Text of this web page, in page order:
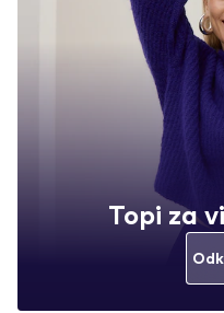
Topi za